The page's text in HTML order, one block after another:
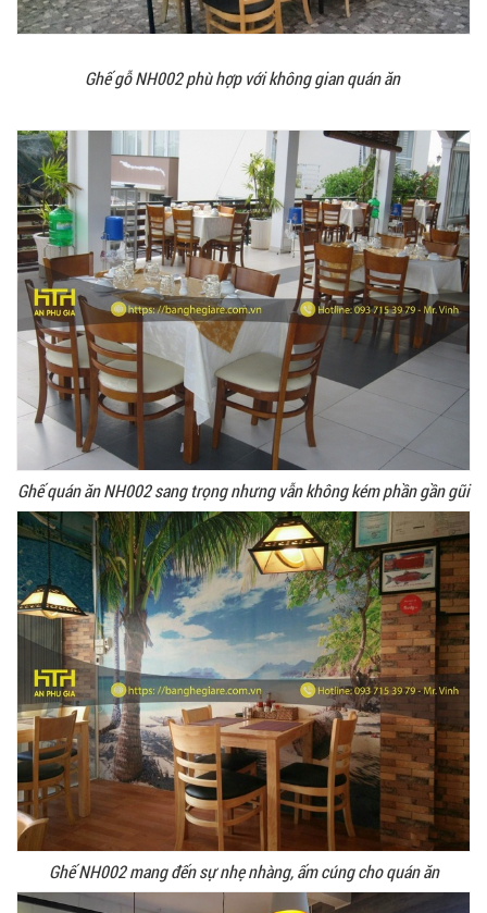
Ghế gỗ NH002 phù hợp với không gian quán ăn
Ghế quán ăn NH002 sang trọng nhưng vẫn không kém phần gần gũi
Ghế NH002 mang đến sự nhẹ nhàng, ấm cúng cho quán ăn
Ghế Ăn nhập khẩu ELLA - Mã SP: GNK05
Liên hệ
BÀN BAR BEER CLUB BCF SX GIÁ RẺ - MÃ SỐ:
BCF SX
750.000 VNĐ
GHẾ EAMES - GHẾ NHỰA CAFE CHÂN GỖ GIÁ RẺ